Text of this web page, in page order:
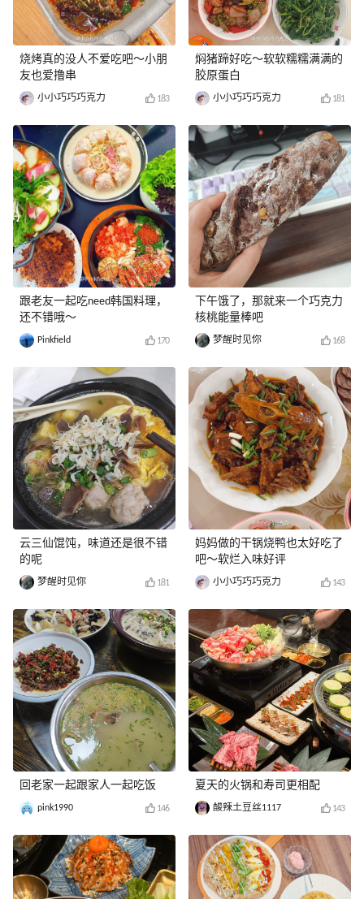
烧烤真的没人不爱吃吧～小朋
友也爱撸串
小小巧巧巧克力 183
跟老友一起吃need韩国料理，
还不错哦～
Pinkfield 170
云三仙馄饨，味道还是很不错
的呢
梦醒时见你 181
回老家一起跟家人一起吃饭
pink1990 146
焖猪蹄好吃～软软糯糯满满的
胶原蛋白
小小巧巧巧克力 181
下午饿了，那就来一个巧克力
核桃能量棒吧
梦醒时见你 168
妈妈做的干锅烧鸭也太好吃了
吧～软烂入味好评
小小巧巧巧克力 143
夏天的火锅和寿司更相配
酸辣土豆丝1117 143